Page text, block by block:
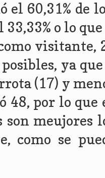
el 60,31% de
33,33% o lo
visitante,
ya
(17) y
48, por lo
son meujores
como se